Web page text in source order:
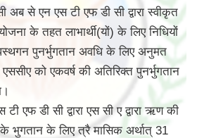
अब से एन एस टी एफ डी सी द्वारा स्वीकृत
के तहत लाभार्थी(यों) के लिए निधियों
पुनर्भुगतान अवधि के लिए अनुमत
को एकवर्ष की अतिरिक्त पुनर्भुगतान
टी एफ डी सी द्वारा एस सी ए द्वारा ऋण की
भुगतान के लिए त्रै मासिक अर्थात् 31